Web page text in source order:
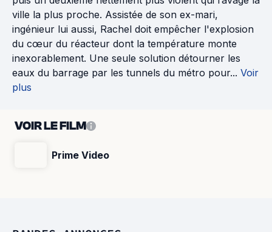
ville la plus proche. Assistée de son ex-mari,
ingénieur lui aussi, Rachel doit empêcher l'explosion
du cœur du réacteur dont la température monte
inexorablement. Une seule solution détourner les
eaux du barrage par les tunnels du métro pour... Voir
plus
VOIR LE FILM
Prime Video